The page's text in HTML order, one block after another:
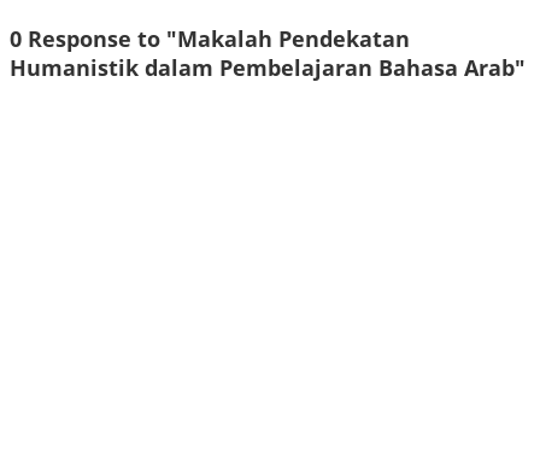
0 Response to "Makalah Pendekatan
Humanistik dalam Pembelajaran Bahasa Arab"